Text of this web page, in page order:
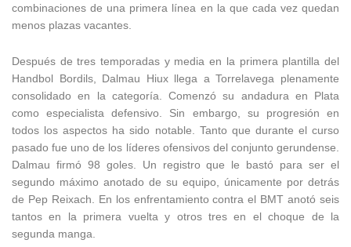
combinaciones de una primera línea en la que cada vez quedan
menos plazas vacantes.
Después de tres temporadas y media en la primera plantilla del
Handbol Bordils, Dalmau Hiux llega a Torrelavega plenamente
consolidado en la categoría. Comenzó su andadura en Plata
como especialista defensivo. Sin embargo, su progresión en
todos los aspectos ha sido notable. Tanto que durante el curso
pasado fue uno de los líderes ofensivos del conjunto gerundense.
Dalmau firmó 98 goles. Un registro que le bastó para ser el
segundo máximo anotado de su equipo, únicamente por detrás
de Pep Reixach. En los enfrentamiento contra el BMT anotó seis
tantos en la primera vuelta y otros tres en el choque de la
segunda manga.